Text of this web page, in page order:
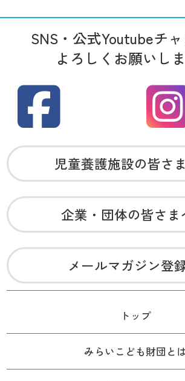
SNS・公式Youtubeチ
よろしくお願いし
児童養護施設の皆さ
企業・団体の皆さま
メールマガジン登
トップ
みらいこども財団と